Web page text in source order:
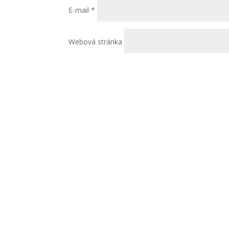
E-mail*
Webová stránka